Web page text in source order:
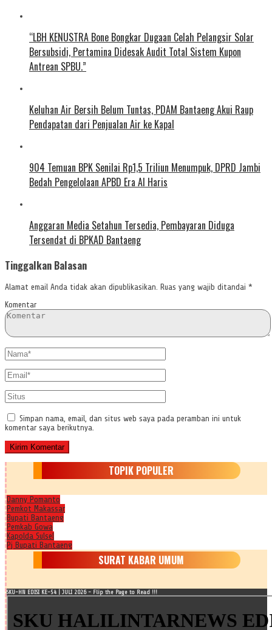
“LBH KENUSTRA Bone Bongkar Dugaan Celah Pelangsir Solar
Bersubsidi, Pertamina Didesak Audit Total Sistem Kupon
Antrean SPBU.”
Keluhan Air Bersih Belum Tuntas, PDAM Bantaeng Akui Raup
Pendapatan dari Penjualan Air ke Kapal
904 Temuan BPK Senilai Rp1,5 Triliun Menumpuk, DPRD Jambi
Bedah Pengelolaan APBD Era Al Haris
Anggaran Media Setahun Tersedia, Pembayaran Diduga
Tersendat di BPKAD Bantaeng
Tinggalkan Balasan
Alamat email Anda tidak akan dipublikasikan. Ruas yang wajib ditandai *
Komentar
Simpan nama, email, dan situs web saya pada peramban ini untuk
komentar saya berikutnya.
TOPIK POPULER
Danny Pomanto
Pemkot Makassar
Bupati Bantaeng
Pemkab Gowa
Kapolda Sulsel
Pj Bupati Bantaeng
SURAT KABAR UMUM
SKU-HN EDISI KE-54 | JULI 2026 - Flip the Page to Read !!!